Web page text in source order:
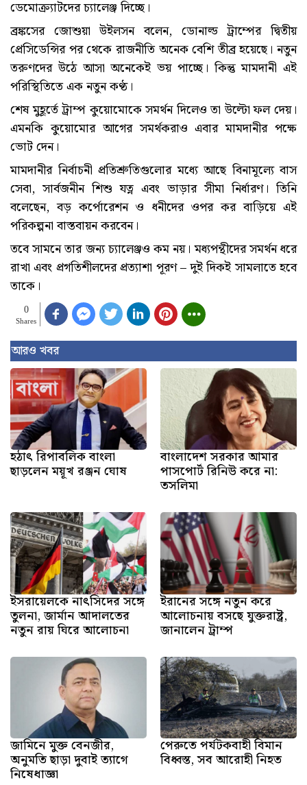
ডেমোক্র্যাটদের চ্যালেঞ্জ দিচ্ছে।
ব্রঙ্কসের জোশুয়া উইলসন বলেন, ডোনাল্ড ট্রাম্পের দ্বিতীয়
প্রেসিডেন্সির পর থেকে রাজনীতি অনেক বেশি তীব্র হয়েছে। নতুন
তরুণদের উঠে আসা অনেকেই ভয় পাচ্ছে। কিন্তু মামদানী এই
পরিস্থিতিতে এক নতুন কণ্ঠ।
শেষ মুহূর্তে ট্রাম্প কুয়োমোকে সমর্থন দিলেও তা উল্টো ফল দেয়।
এমনকি কুয়োমোর আগের সমর্থকরাও এবার মামদানীর পক্ষে
ভোট দেন।
মামদানীর নির্বাচনী প্রতিশ্রুতিগুলোর মধ্যে আছে বিনামূল্যে বাস
সেবা, সার্বজনীন শিশু যত্ন এবং ভাড়ার সীমা নির্ধারণ। তিনি
বলেছেন, বড় কর্পোরেশন ও ধনীদের ওপর কর বাড়িয়ে এই
পরিকল্পনা বাস্তবায়ন করবেন।
তবে সামনে তার জন্য চ্যালেঞ্জও কম নয়। মধ্যপন্থীদের সমর্থন ধরে
রাখা এবং প্রগতিশীলদের প্রত্যাশা পূরণ – দুই দিকই সামলাতে হবে
তাকে।
0
Shares
আরও খবর
হঠাৎ রিপাবলিক বাংলা
ছাড়লেন ময়ূখ রঞ্জন ঘোষ
বাংলাদেশ সরকার আমার
পাসপোর্ট রিনিউ করে না:
তসলিমা
ইসরায়েলকে নাৎসিদের সঙ্গে
তুলনা, জার্মান আদালতের
নতুন রায় ঘিরে আলোচনা
ইরানের সঙ্গে নতুন করে
আলোচনায় বসছে যুক্তরাষ্ট্র,
জানালেন ট্রাম্প
জামিনে মুক্ত বেনজীর,
অনুমতি ছাড়া দুবাই ত্যাগে
নিষেধাজ্ঞা
পেরুতে পর্যটকবাহী বিমান
বিধ্বস্ত, সব আরোহী নিহত